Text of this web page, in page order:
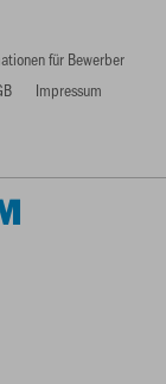
für Bewerber
Impressum